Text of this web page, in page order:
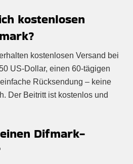
kostenlosen
kostenlosen Versand bei
US-Dollar, einen 60-tägigen
Rücksendung – keine
Der Beitritt ist kostenlos und
Difmark-